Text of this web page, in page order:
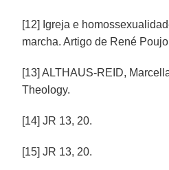
[12] Igreja e
marcha. Artigo de René
[13] ALTHAUS-REID,
Theology.
[14] JR 13, 20.
[15] JR 13, 20.